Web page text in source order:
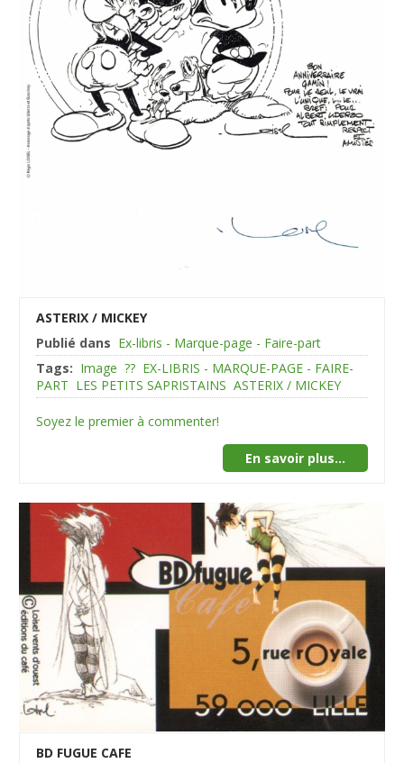
ASTERIX / MICKEY
Publié dans Ex-libris - Marque-page - Faire-part
Tags: Image ?? EX-LIBRIS - MARQUE-PAGE - FAIRE-
PART LES PETITS SAPRISTAINS ASTERIX / MICKEY
Soyez le premier à commenter!
En savoir plus...
BD FUGUE CAFE